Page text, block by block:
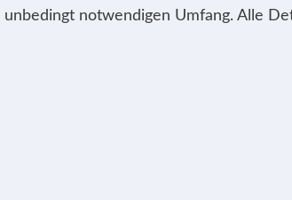
notwendigen Umfang. Alle